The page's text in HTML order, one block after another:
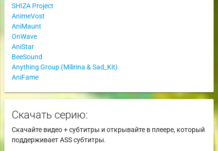
SHIZA Project
AnimeVost
AniMaunt
OnWave
AniStar
BeeSound
Anything Group (Milirina & Sad_Kit)
AniFame
Скачать серию:
Скачайте видео + субтитры и открывайте в плеере, который
поддерживает ASS субтитры.